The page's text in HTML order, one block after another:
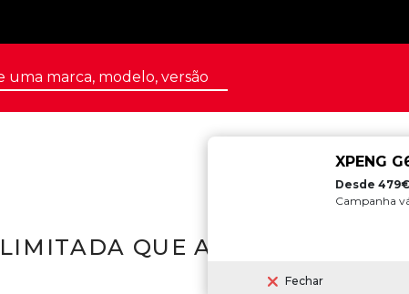
QUE A SELEÇÃO
XPENG
Desde 479€
Campanha
Fechar